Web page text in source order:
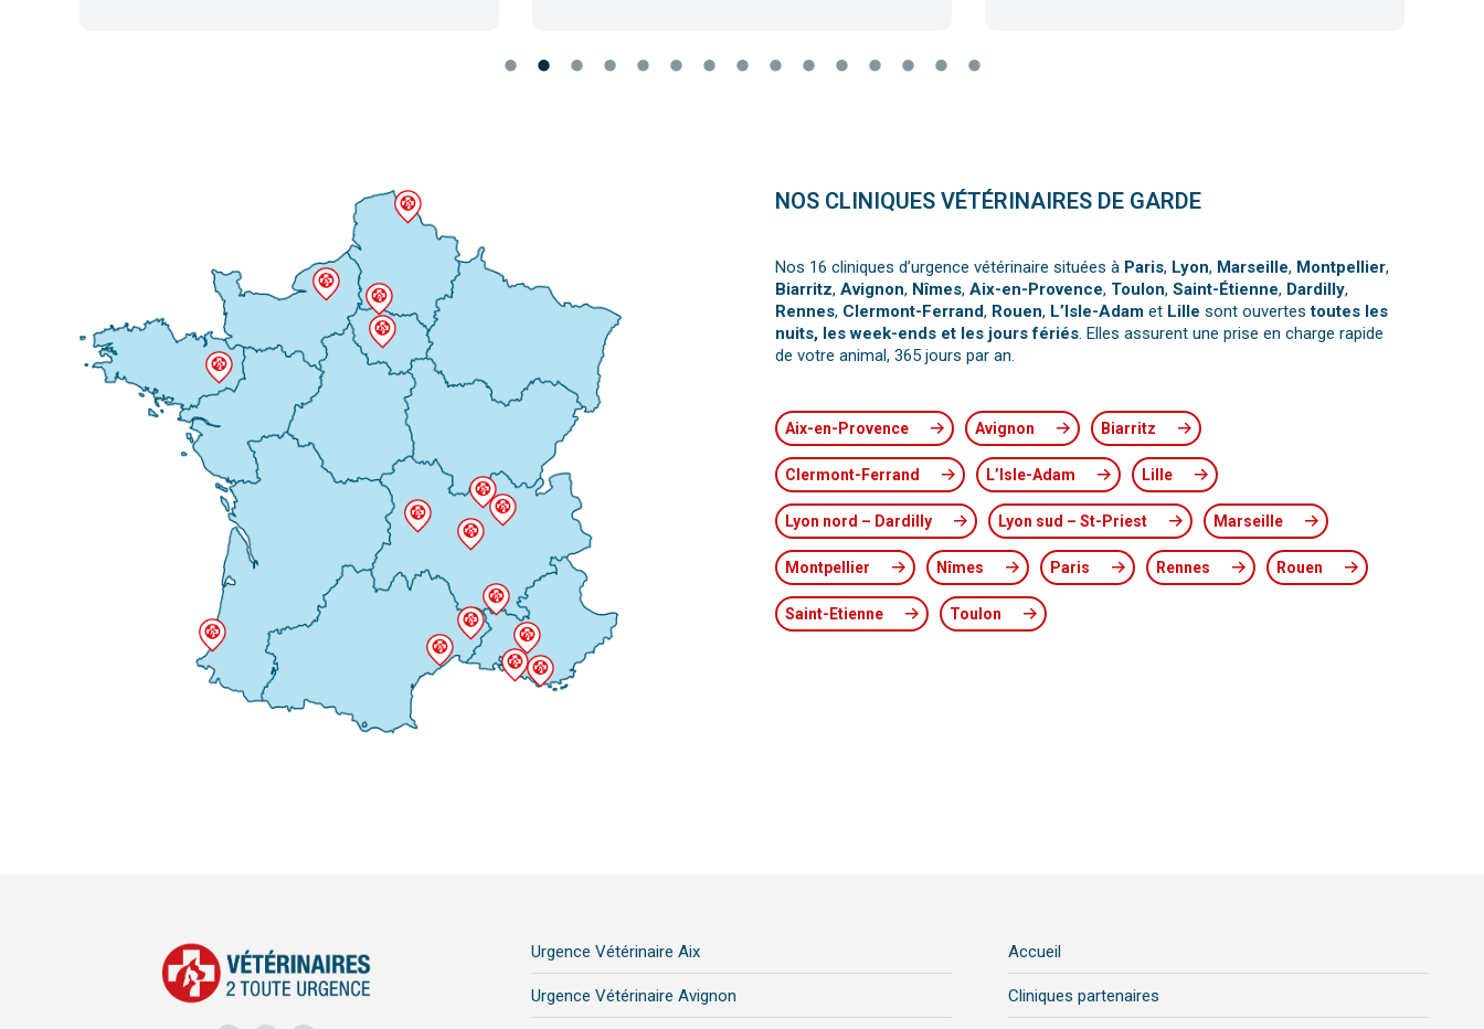
NOS CLINIQUES VÉTÉRINAIRES DE GARDE
Nos 16 cliniques d’urgence vétérinaire situées à Paris, Lyon, Marseille, Montpellier,
Biarritz, Avignon, Nîmes, Aix-en-Provence, Toulon, Saint-Étienne, Dardilly,
Rennes, Clermont-Ferrand, Rouen, L’Isle-Adam et Lille sont ouvertestoutes les
nuits, les week-ends et les jours fériés. Elles assurent une prise en charge rapide
de votre animal, 365 jours par an.
Aix-en-Provence Avignon Biarritz
Clermont-Ferrand L’Isle-Adam Lille
Lyon nord – Dardilly Lyon sud – St-Priest Marseille
Montpellier Nîmes Paris Rennes Rouen
Saint-Etienne Toulon
Urgence Vétérinaire Aix
Urgence Vétérinaire Avignon
Accueil
Cliniques partenaires